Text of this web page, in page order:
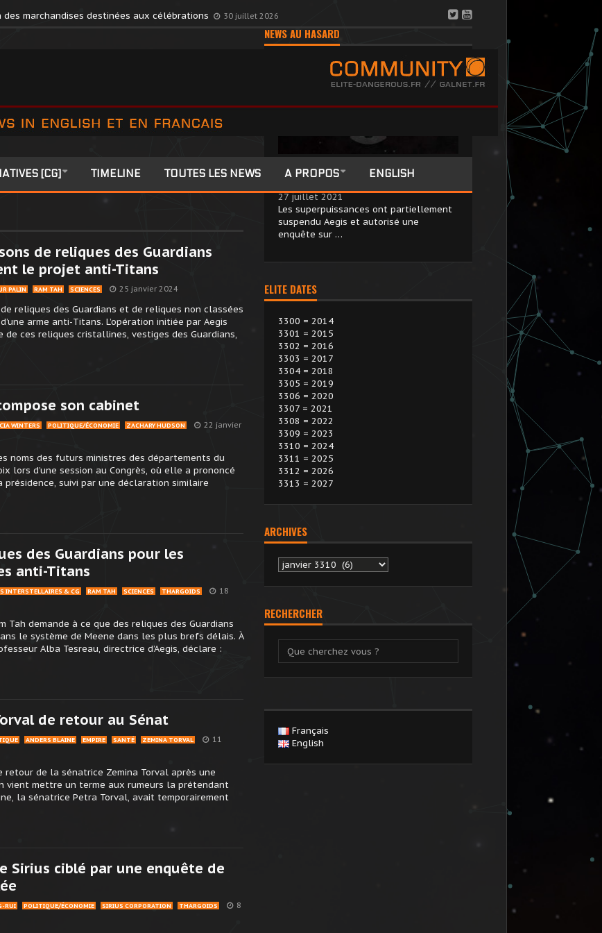
to Colonia 27 juillet 2026
[CG] TIMELINE TOUTES LES NEWS A PROPOS ENGLISH
de reliques des Guardians
le projet anti-Titans
PALIN RAM TAH SCIENCES 25 janvier 2024
reliques des Guardians et de reliques non classées
arme anti-Titans. L’opération initiée par Aegis
ces reliques cristallines, vestiges des Guardians,
son cabinet
WINTERS POLITIQUE/ÉCONOMIE ZACHARY HUDSON
22 janvier
noms des futurs ministres des départements du
lors d’une session au Congrès, où elle a prononcé
suivi par une déclaration similaire
des Guardians pour les
anti-Titans
INTERSTELLAIRES & CG RAM TAH SCIENCES THARGOIDS
18
Tah demande à ce que des reliques des Guardians
le système de Meene dans les plus brefs délais. À
Alba Tesreau, directrice d’Aegis, déclare :
de retour au Sénat
ANDERS BLAINE EMPIRE SANTÉ ZEMINA TORVAL
11
de la sénatrice Zemina Torval après une
vient mettre un terme aux rumeurs la prétendant
la sénatrice Petra Torval, avait temporairement
Sirius ciblé par une enquête de
RUI POLITIQUE/ÉCONOMIE SIRIUS CORPORATION THARGOIDS
8
NEWS AU HASARD
Aegis fait l’objet d’une enquête après la
27 juillet 2021
Les superpuissances ont partiellement
suspendu Aegis et autorisé une
enquête sur …
ELITE DATES
3300 = 2014
3301 = 2015
3302 = 2016
3303 = 2017
3304 = 2018
3305 = 2019
3306 = 2020
3307 = 2021
3308 = 2022
3309 = 2023
3310 = 2024
3311 = 2025
3312 = 2026
3313 = 2027
ARCHIVES
Archives
RECHERCHER
Français
English